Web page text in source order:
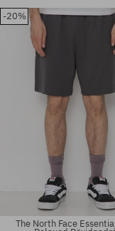
Elérhető méretek:
-20%
The North Face